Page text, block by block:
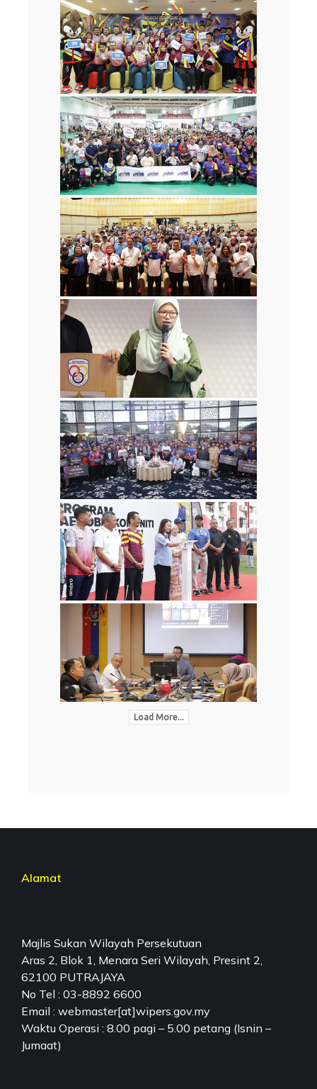
Load More...
Alamat
Majlis Sukan Wilayah Persekutuan
Aras 2, Blok 1, Menara Seri Wilayah, Presint 2,
62100 PUTRAJAYA
No Tel : 03-8892 6600
Email : webmaster[at]wipers.gov.my
Waktu Operasi : 8.00 pagi – 5.00 petang (Isnin –
Jumaat)